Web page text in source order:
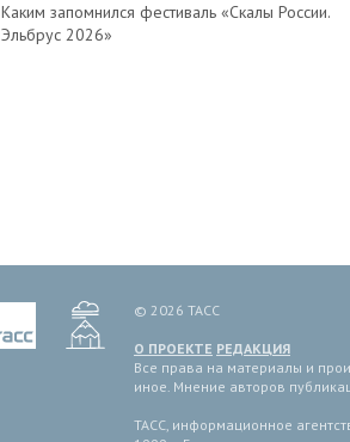
Каким запомнился фестиваль «Скалы России.
Эльбрус 2026»
© 2026 ТАСС
О ПРОЕКТЕ РЕДАКЦИЯ
Все права на материалы и
иное. Мнение авторов
ТАСС, информационное